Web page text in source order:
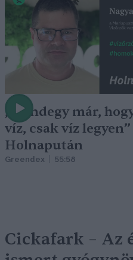
„Mindegy már,
víz, csak víz legyen” |
Holnapután
Greendex 55:58
Cickafark – Az